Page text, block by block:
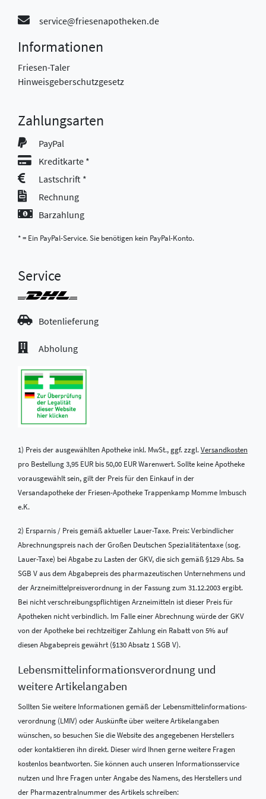
service@friesenapotheken.de
Informationen
Friesen-Taler
Hinweisgeberschutzgesetz
Zahlungsarten
PayPal
Kreditkarte *
Lastschrift *
Rechnung
Barzahlung
* = Ein PayPal-Service. Sie benötigen kein PayPal-Konto.
Service
Botenlieferung
Abholung
1) Preis der ausgewählten Apotheke inkl. MwSt., ggf. zzgl.Versandkosten
pro Bestellung 3,95 EUR bis 50,00 EUR Warenwert. Sollte keine Apotheke
vorausgewählt sein, gilt der Preis für den Einkauf in der
Versandapotheke der Friesen-Apotheke Trappenkamp Momme Imbusch
e.K.
2) Ersparnis / Preis gemäß aktueller Lauer-Taxe. Preis: Verbindlicher
Abrechnungspreis nach der Großen Deutschen Spezialitätentaxe (sog.
Lauer-Taxe) bei Abgabe zu Lasten der GKV, die sich gemäß §129 Abs. 5a
SGB V aus dem Abgabepreis des pharmazeutischen Unternehmens und
der Arzneimittelpreisverordnung in der Fassung zum 31.12.2003 ergibt.
Bei nicht verschreibungspflichtigen Arzneimitteln ist dieser Preis für
Apotheken nicht verbindlich. Im Falle einer Abrechnung würde der GKV
von der Apotheke bei rechtzeitiger Zahlung ein Rabatt von 5% auf
diesen Abgabepreis gewährt (§130 Absatz 1 SGB V).
Lebensmittel­informations­verordnung und
weitere Artikelangaben
Sollten Sie weitere Informationen gemäß der Lebensmittel­informations­
verordnung (LMIV) oder Auskünfte über weitere Artikelangaben
wünschen, so besuchen Sie die Website des angegebenen Herstellers
oder kontaktieren ihn direkt. Dieser wird Ihnen gerne weitere Fragen
kostenlos beantworten. Sie können auch unseren Informationsservice
nutzen und Ihre Fragen unter Angabe des Namens, des Herstellers und
der Pharmazentralnummer des Artikels schreiben: